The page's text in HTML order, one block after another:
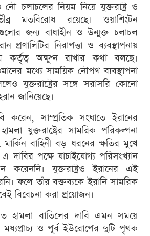
নৌ চলাচলের নিয়ম নিয়ে যুক্তরাষ্ট্র ও
মতবিরোধ রয়েছে। ওয়াশিংটন
জন্য বাধাহীন ও উন্মুক্ত চলাচল
প্রণালিটির নিরাপত্তা ও ব্যবস্থাপনায়
কর্তৃত্ব অক্ষুণ্ন রাখার কথা বলছে।
মধ্যে সাময়িক নৌপথ ব্যবস্থাপনা
যুক্তরাষ্ট্রের সঙ্গে সরাসরি কোনো
জানিয়েছে।
করেন, সাম্প্রতিক সংঘাতে ইরানের
যুক্তরাষ্ট্রের সামরিক পরিকল্পনা
বাহিনী বড় ধরনের ক্ষতির মুখে
দাবির পক্ষে যাচাইযোগ্য পরিসংখ্যান
করেননি। যুক্তরাষ্ট্রও ইরানের এই
ফলে তাঁর বক্তব্যকে ইরানি সামরিক
বিবেচনা করা প্রয়োজন।
হামলা বাতিলের দাবি এমন সময়ে
ও পূর্ব ইউরোপের দুটি পৃথক